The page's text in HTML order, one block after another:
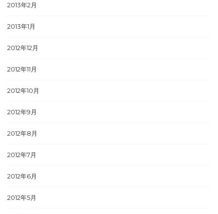
2013年2月
2013年1月
2012年12月
2012年11月
2012年10月
2012年9月
2012年8月
2012年7月
2012年6月
2012年5月